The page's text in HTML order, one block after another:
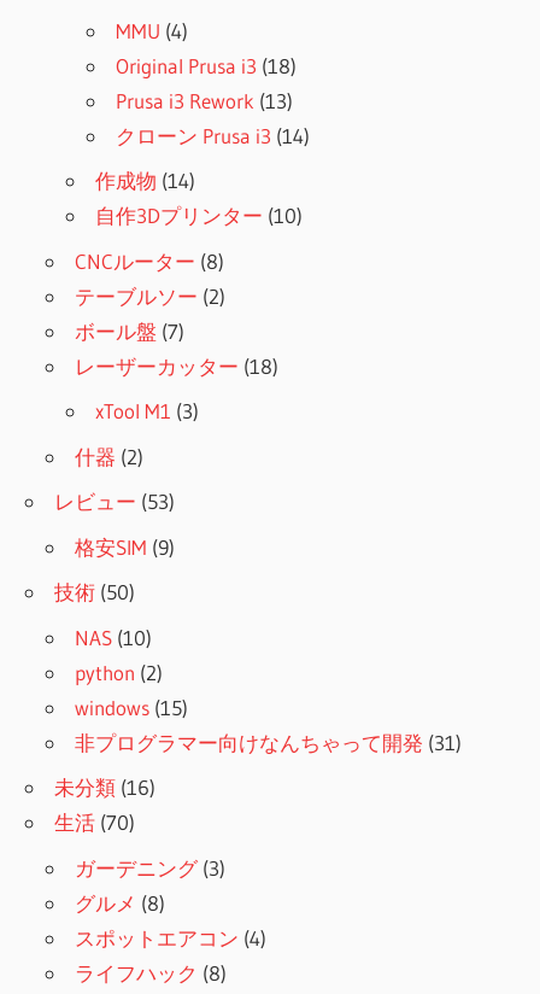
MMU (4)
Original Prusa i3 (18)
Prusa i3 Rework (13)
クローン Prusa i3 (14)
作成物 (14)
自作3Dプリンター (10)
CNCルーター (8)
テーブルソー (2)
ボール盤 (7)
レーザーカッター (18)
xTool M1 (3)
什器 (2)
レビュー (53)
格安SIM (9)
技術 (50)
NAS (10)
python (2)
windows (15)
非プログラマー向けなんちゃって開発 (31)
未分類 (16)
生活 (70)
ガーデニング(3)
グルメ (8)
スポットエアコン (4)
ライフハック (8)